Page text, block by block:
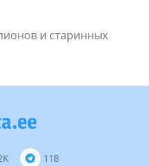
и старинных
118